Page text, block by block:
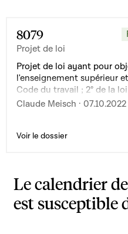
8079
Projet de loi
Projet de loi ayant pour
l'enseignement supérieur
Code du travail ; 2° de la
relative à la
Luxembourg ; 4° de la loi
Claude Meisch · 07.10.2022
Voir le dossier
Le calendrier
est susceptible